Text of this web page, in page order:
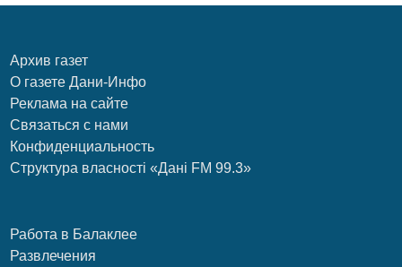
Архив газет
О газете Дани-Инфо
Реклама на сайте
Связаться с нами
Конфиденциальность
Структура власності «Дані FM 99.3»
Работа в Балаклее
Развлечения